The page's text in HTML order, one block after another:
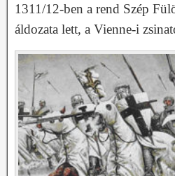
1311/12-ben a rend Szép
áldozata lett, a Vienne-i